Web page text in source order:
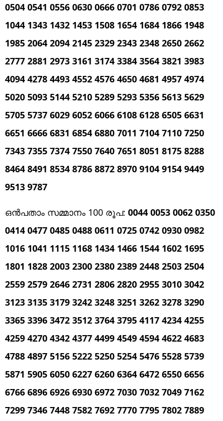
0504 0541 0556 0630 0666 0701 0786 0792 0853
1044 1343 1432 1453 1508 1654 1684 1866 1948
1985 2064 2094 2145 2329 2343 2348 2650 2662
2777 2881 2973 3161 3174 3384 3564 3821 3983
4094 4278 4493 4552 4576 4650 4681 4957 4974
5020 5093 5144 5210 5289 5293 5356 5613 5629
5705 5737 6029 6052 6066 6108 6128 6505 6631
6651 6666 6831 6854 6880 7011 7104 7110 7250
7343 7355 7374 7550 7640 7651 8051 8175 8288
8464 8491 8534 8786 8872 8970 9104 9154 9449
9513 9787
ഒൻപതാം സമ്മാനം 100 രൂപ: 0044 0053 0062 0350
0414 0477 0485 0488 0611 0725 0742 0930 0982
1016 1041 1115 1168 1434 1466 1544 1602 1695
1801 1828 2003 2300 2380 2389 2448 2503 2504
2559 2579 2646 2731 2806 2820 2955 3010 3042
3123 3135 3179 3242 3248 3251 3262 3278 3290
3365 3396 3472 3512 3764 3795 4117 4234 4255
4259 4270 4342 4377 4499 4549 4594 4622 4683
4788 4897 5156 5222 5250 5254 5476 5528 5739
5871 5905 6050 6227 6260 6364 6472 6550 6656
6766 6896 6926 6930 6972 7030 7032 7049 7162
7299 7346 7448 7582 7692 7770 7795 7802 7889